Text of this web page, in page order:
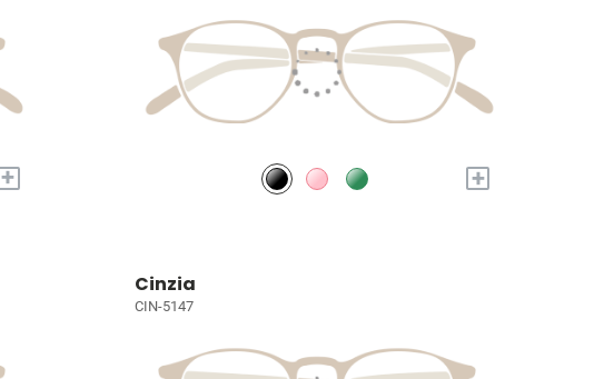
+ +
Cinzia
CIN-5147